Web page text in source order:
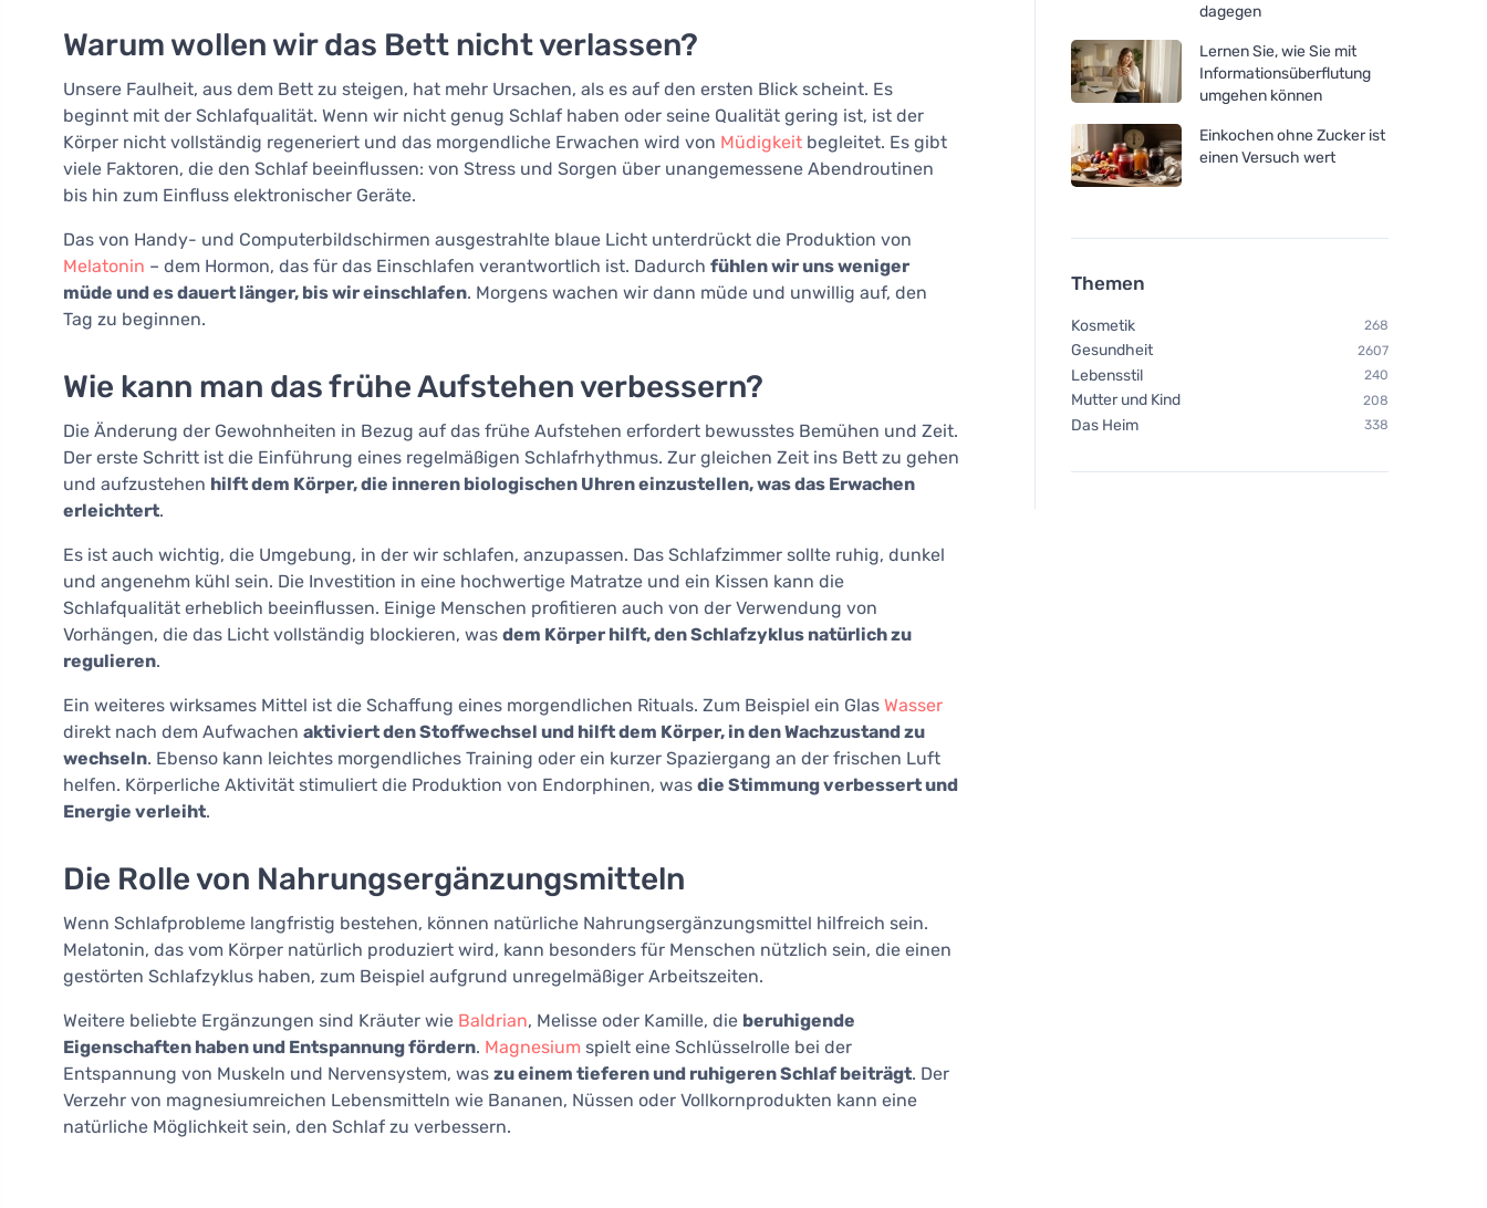
Warum wollen wir das Bett nicht verlassen?
Unsere Faulheit, aus dem Bett zu steigen, hat mehr Ursachen, als es auf den ersten Blick scheint. Es
beginnt mit der Schlafqualität. Wenn wir nicht genug Schlaf haben oder seine Qualität gering ist, ist der
Körper nicht vollständig regeneriert und das morgendliche Erwachen wird von Müdigkeit begleitet. Es gibt
viele Faktoren, die den Schlaf beeinflussen: von Stress und Sorgen über unangemessene Abendroutinen
bis hin zum Einfluss elektronischer Geräte.
Das von Handy- und Computerbildschirmen ausgestrahlte blaue Licht unterdrückt die Produktion von
Melatonin – dem Hormon, das für das Einschlafen verantwortlich ist. Dadurch fühlen wir uns weniger
müde und es dauert länger, bis wir einschlafen. Morgens wachen wir dann müde und unwillig auf, den
Tag zu beginnen.
Wie kann man das frühe Aufstehen verbessern?
Die Änderung der Gewohnheiten in Bezug auf das frühe Aufstehen erfordert bewusstes Bemühen und Zeit.
Der erste Schritt ist die Einführung eines regelmäßigen Schlafrhythmus. Zur gleichen Zeit ins Bett zu gehen
und aufzustehen hilft dem Körper, die inneren biologischen Uhren einzustellen, was das Erwachen
erleichtert.
Es ist auch wichtig, die Umgebung, in der wir schlafen, anzupassen. Das Schlafzimmer sollte ruhig, dunkel
und angenehm kühl sein. Die Investition in eine hochwertige Matratze und ein Kissen kann die
Schlafqualität erheblich beeinflussen. Einige Menschen profitieren auch von der Verwendung von
Vorhängen, die das Licht vollständig blockieren, was dem Körper hilft, den Schlafzyklus natürlich zu
regulieren.
Ein weiteres wirksames Mittel ist die Schaffung eines morgendlichen Rituals. Zum Beispiel ein Glas Wasser
direkt nach dem Aufwachen aktiviert den Stoffwechsel und hilft dem Körper, in den Wachzustand zu
wechseln. Ebenso kann leichtes morgendliches Training oder ein kurzer Spaziergang an der frischen Luft
helfen. Körperliche Aktivität stimuliert die Produktion von Endorphinen, was die Stimmung verbessert und
Energie verleiht.
Die Rolle von Nahrungsergänzungsmitteln
Wenn Schlafprobleme langfristig bestehen, können natürliche Nahrungsergänzungsmittel hilfreich sein.
Melatonin, das vom Körper natürlich produziert wird, kann besonders für Menschen nützlich sein, die einen
gestörten Schlafzyklus haben, zum Beispiel aufgrund unregelmäßiger Arbeitszeiten.
Weitere beliebte Ergänzungen sind Kräuter wie Baldrian, Melisse oder Kamille, die beruhigende
Eigenschaften haben und Entspannung fördern. Magnesium spielt eine Schlüsselrolle bei der
Entspannung von Muskeln und Nervensystem, was zu einem tieferen und ruhigeren Schlaf beiträgt. Der
Verzehr von magnesiumreichen Lebensmitteln wie Bananen, Nüssen oder Vollkornprodukten kann eine
natürliche Möglichkeit sein, den Schlaf zu verbessern.
dagegen
Lernen Sie, wie Sie mit
Informationsüberflutung
umgehen können
Einkochen ohne Zucker ist
einen Versuch wert
Themen
Kosmetik 268
Gesundheit 2607
Lebensstil 240
Mutter und Kind 208
Das Heim 338